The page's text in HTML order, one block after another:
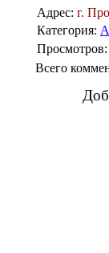
Адрес: г.
Категория:
Всего